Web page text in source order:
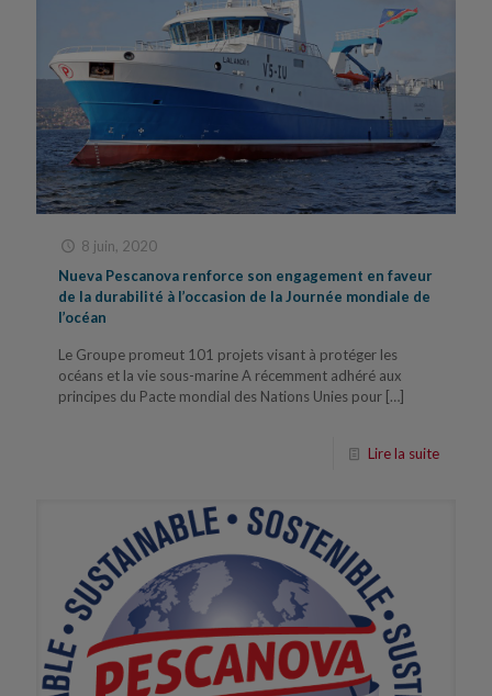
8 juin, 2020
Nueva Pescanova renforce son engagement en faveur
de la durabilité à l’occasion de la Journée mondiale de
l’océan
Le Groupe promeut 101 projets visant à protéger les
océans et la vie sous-marine A récemment adhéré aux
principes du Pacte mondial des Nations Unies pour […]
Lire la suite